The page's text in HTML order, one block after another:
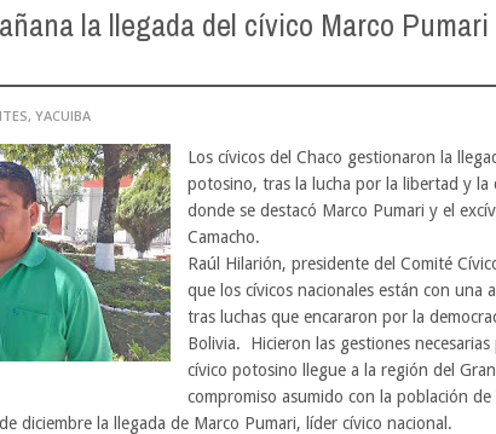
la llegada del cívico Marco Pumari
, YACUIBA
Los cívicos del Chaco gestionaron la
potosino, tras la lucha por la libertad y la
donde se destacó Marco Pumari y el
Camacho.
Raúl Hilarión, presidente del Comité
que los cívicos nacionales están con una
tras luchas que encararon por la
Bolivia. Hicieron las gestiones
cívico potosino llegue a la región del
compromiso asumido con la población de
diciembre la llegada de Marco Pumari, líder cívico nacional.